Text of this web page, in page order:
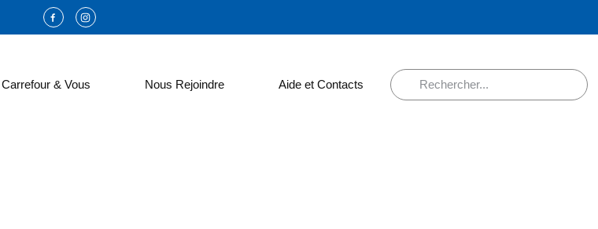
Carrefour & Vous Nous Rejoindre Aide et Contacts